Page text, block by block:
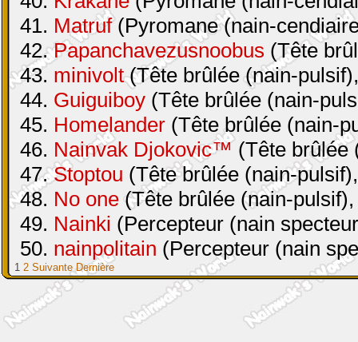
41. Matruf(Pyromane (nain-
42.Papanchavezusnoobus (Tête
43. minivolt(Tête brûlée (nain-
44. Guiguiboy (Tête brûlée (nain-
45. Homelander (Tête brûlée (nain-
46. Nainvak Djokovic™(Tête brûlée
47.Stoptou (Tête brûlée (nain-
48. No one (Tête brûlée (nain-
49. Nainki (Percepteur (nain
50. nainpolitain (Percepteur (nain
1 2 Suivante Dernière